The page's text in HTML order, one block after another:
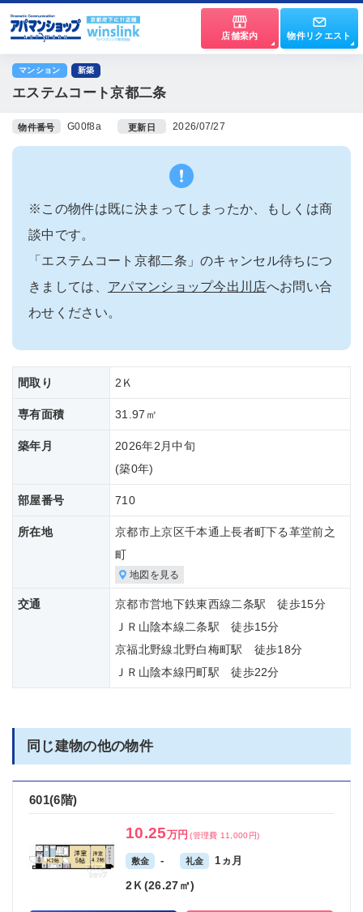
店舗案内 物件リクエスト
マンション 新築
エステムコート京都二条
物件番号 G00f8a 更新日 2026/07/27
※この物件は既に決まってしまったか、もしくは商
談中です。
「エステムコート京都二条」のキャンセル待ちにつ
きましては、 アパマンショップ今出川店へお問い合
わせください。
間取り 2Ｋ
専有面積 31.97㎡
築年月
2026年2月中旬
(築0年)
部屋番号 710
所在地
京都市上京区千本通上長者町下る革堂前之
町
地図を見る
交通
京都市営地下鉄東西線二条駅 徒歩15分
ＪＲ山陰本線二条駅 徒歩15分
京福北野線北野白梅町駅 徒歩18分
ＪＲ山陰本線円町駅 徒歩22分
同じ建物の他の物件
601(6階)
10.25万円 (管理費 11,000円)
敷金 - 礼金 1ヵ月
2Ｋ(26.27㎡)